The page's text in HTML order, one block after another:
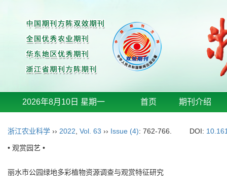
2026年8月10日 星期一 首页 期刊介绍
浙江农业科学 ›› 2022 Vol. 63 ›› Issue (4): 762-766. DOI:
• 观赏园艺 •
丽水市公园绿地多彩植物资源调查与观赏特征研究